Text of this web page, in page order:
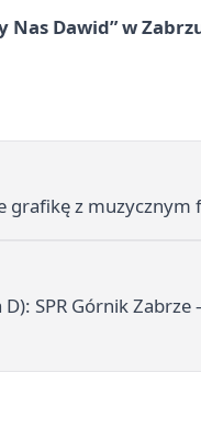
Dawid” w
grafikę z muzycznym
SPR Górnik